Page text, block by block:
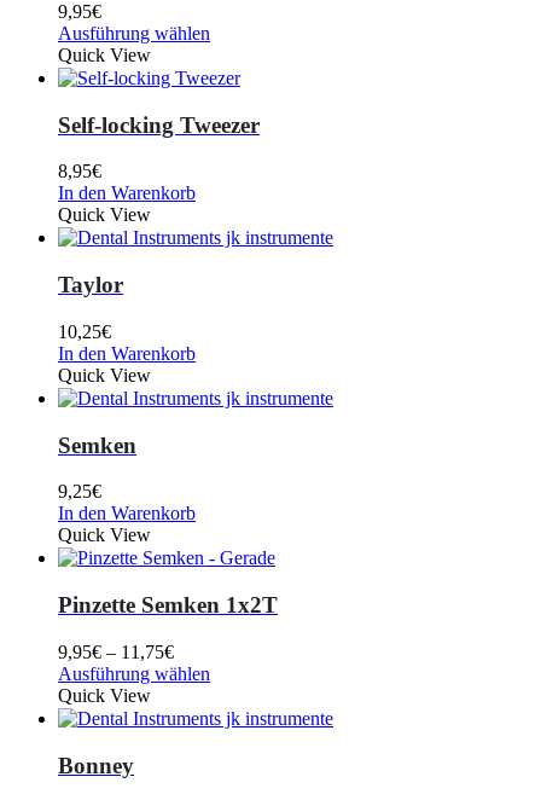
9,95€
Ausführung wählen
Quick View
Self-locking Tweezer
8,95€
In den Warenkorb
Quick View
Taylor
10,25€
In den Warenkorb
Quick View
Semken
9,25€
In den Warenkorb
Quick View
Pinzette Semken 1x2T
9,95€ – 11,75€
Ausführung wählen
Quick View
Bonney